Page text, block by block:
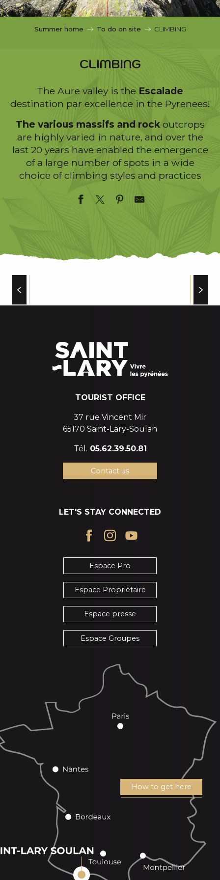
i
Summer home To do on site CLIMBING
CLIMBING
The Aure valley is the Escalade
destination par excellence in the Pyrenees!
The various massifs and rockoutcrops
are highly varied in nature, and over the
last 20 years have enabled the emergence
of a large number of spots in a wide
choice of climbing styles and practices
TOURIST OFFICE
37 rue Vincent Mir
65170 Saint-Lary-Soulan
Tél. 05.62.39.50.81
Contact us
LET'S STAY CONNECTED
Espace Pro
Espace Propriétaire
Espace presse
Espace Groupes
How to get here